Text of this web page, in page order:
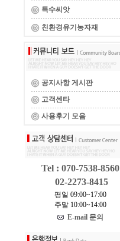
특수씨앗
친환경유기농자재
공지사항 게시판
고객센타
사용후기 모음
Tel : 070-7538-8560
02-2273-8415
평일 09:00~17:00
주말 10:00~14:00
E-mail 문의